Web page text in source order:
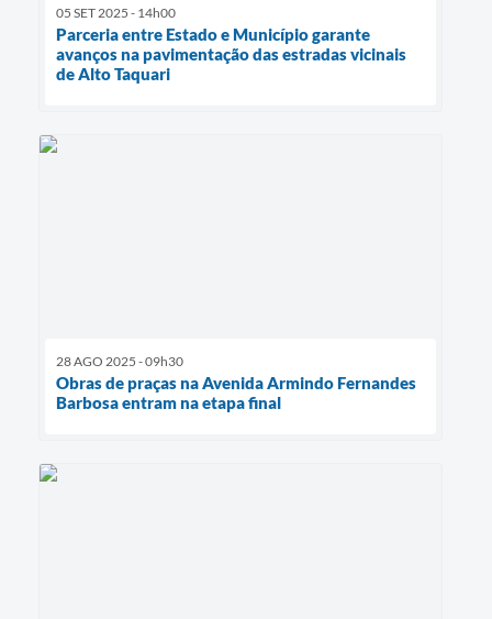
05 SET 2025 - 14h00
Parceria entre Estado e Município garante
avanços na pavimentação das estradas vicinais
de Alto Taquari
28 AGO 2025 - 09h30
Obras de praças na Avenida Armindo Fernandes
Barbosa entram na etapa final